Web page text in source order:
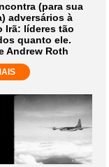
(para sua
adversários à
Irã: líderes tão
quanto ele.
Andrew Roth